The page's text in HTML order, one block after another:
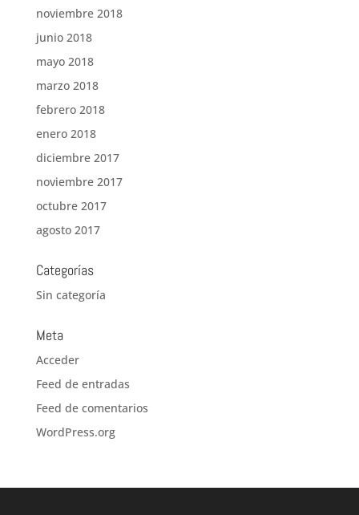
noviembre 2018
junio 2018
mayo 2018
marzo 2018
febrero 2018
enero 2018
diciembre 2017
noviembre 2017
octubre 2017
agosto 2017
Categorías
Sin categoría
Meta
Acceder
Feed de entradas
Feed de comentarios
WordPress.org